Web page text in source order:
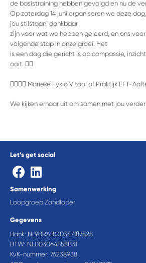
de basistraining hebben gevolgd en nu de
Op zaterdag 14 juni organiseren we deze
jou stilstaan, dankbaar
zijn voor wat we hebben geleerd, en ons
volgende stap in onze groei. Het
is een dag die gericht is op compassie,
ooit. 􊲮􊲯
􈷚􈷛􈷜􈷝 Marieke Fysio Vitaal of Praktijk EFT-
We kijken ernaar uit om samen met jou
Gegevens
Bank: NL90RABO0347187528
BTW: NL003064558B31
KvK-nummer: 76238938
Let’s get social
Samenwerking
Loopgroep Zandloper